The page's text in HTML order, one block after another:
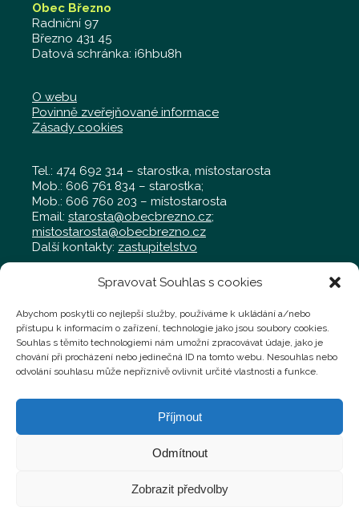
Spravovat Souhlas s cookies
Abychom poskytli co nejlepší služby, používáme k ukládání a/nebo
přístupu k informacím o zařízení, technologie jako jsou soubory cookies.
Souhlas s těmito technologiemi nám umožní zpracovávat údaje, jako je
chování při procházení nebo jedinečná ID na tomto webu. Nesouhlas nebo
odvolání souhlasu může nepříznivě ovlivnit určité vlastnosti a funkce.
Příjmout
Odmítnout
Zobrazit předvolby
Obec Březno
Radniční 97
Březno 431 45
Datová schránka: i6hbu8h
O webu
Povinně zveřejňované informace
Zásady cookies
Tel.: 474 692 314 – starostka, místostarosta
Mob.: 606 761 834 – starostka;
Mob.: 606 760 203 – místostarosta
Email: starosta@obecbrezno.cz;
mistostarosta@obecbrezno.cz
Další kontakty: zastupitelstvo
Obecní úřad Březno
Tel.: 474 692 011 – kancelář
Mob.: 702 019 929 – kancelář
Mob.: 724 769 058 – technik,
technik@obecbrezno.cz
Faktury a jiné účetní doklady můžete zasílat na
fakturace@obecbrezno.cz